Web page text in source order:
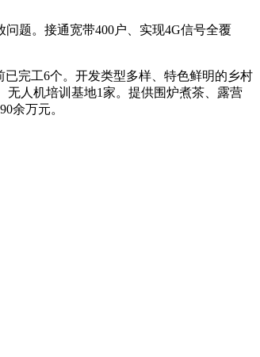
题。接通宽带400户、实现4G信号全覆
完工6个。开发类型多样、特色鲜明的乡村
无人机培训基地1家。提供围炉煮茶、露营
余万元。